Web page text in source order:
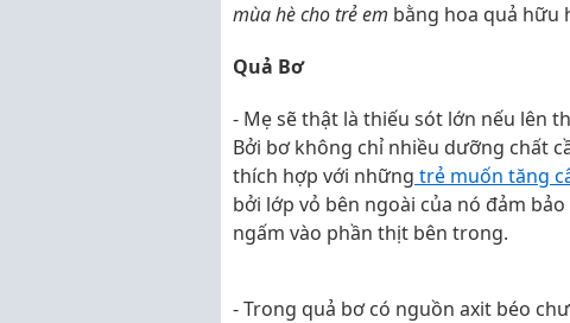
mùa hè cho trẻ em bằng hoa quả hữu
Quả Bơ
- Mẹ sẽ thật là thiếu sót lớn nếu lên
Bởi bơ không chỉ nhiều dưỡng chất
thích hợp với những trẻ muốn tăng
bởi lớp vỏ bên ngoài của nó đảm
ngấm vào phần thịt bên trong.
- Trong quả bơ có nguồn axit béo